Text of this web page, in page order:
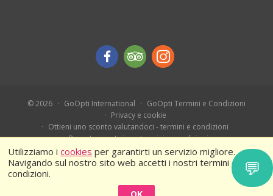
Utilizziamo icookies per garantirti un servizio migliore.
Navigando sul nostro sito web accetti i nostri termini e
condizioni.
© 2026 GoOpti International
GoOpti Termini e Condizioni
Privacy e cookie
Ottieni uno sconto valutandoci - termini e condizioni
Prenota in anticipo - termini e condizioni
Ferragosto 2026 – Termini e condizioni
💬